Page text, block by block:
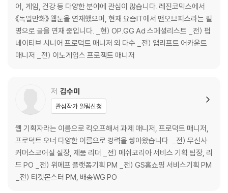
__킥오프가 중요한 이유
__킥오프를 통해서 얻어야 하는 2가지
__킥오프에서 제대로 동기화하기
__킥오프에서 팀워크 구축하기
__킥오프를 성공적으로 만드는 4가지
__왜 뜯어봐야 할까요?
__어떻게 뜯어봐야 할까요?
__어떻게 적용해야 할까요?
04 본질적인 문제를 풀어라, 알맞는 방법으로
__제품 개선 순환 과정
어, 게임, 건강 등 다양한 분야에 관심이 많습니다. 레진코믹스에서
《독일만화》 웹툰을 연재했으며, 현재 요즘IT에서 맨오브피스라는 필
명으로 글을 연재 중입니다. _현) OP.GG Ad 스페셜리스트 _전) 펍
네이티브 시니어 프로덕트 매니저 외 다수 _전) 앱리프트 어카운트
매니저 _전) 이노게임스 프로젝트 매니저
저 김수미
관심작가 알림신청
웹 기획자라는 이름으로 킥오프해서 과제 매니저, 프로덕트 매니저,
프로덕트 오너 다양한 이름으로 경력을 쌓아왔습니다. _전) 무신사
커머스코어실 실장, 제품 리더 _전) 메쉬코리아 서비스 기획 팀장, 리
드 PO _전) 위메프 플랫폼기획 PM _전) GS홈쇼핑 서비스기획 PM
_전) 티켓몬스터 PM, 배송WG PO